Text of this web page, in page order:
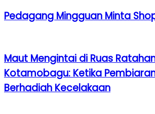
Pedagang Mingguan Minta
Maut Mengintai di Ruas
Kotamobagu: Ketika
Berhadiah Kecelakaan